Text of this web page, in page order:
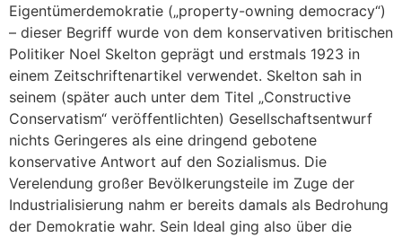
Eigentümerdemokratie („property-owning democracy“)
– dieser Begriff wurde von dem konservativen britischen
Politiker Noel Skelton geprägt und erstmals 1923 in
einem Zeitschriftenartikel verwendet. Skelton sah in
seinem (später auch unter dem Titel „Constructive
Conservatism“ veröffentlichten) Gesellschaftsentwurf
nichts Geringeres als eine dringend gebotene
konservative Antwort auf den Sozialismus. Die
Verelendung großer Bevölkerungsteile im Zuge der
Industrialisierung nahm er bereits damals als Bedrohung
der Demokratie wahr. Sein Ideal ging also über die